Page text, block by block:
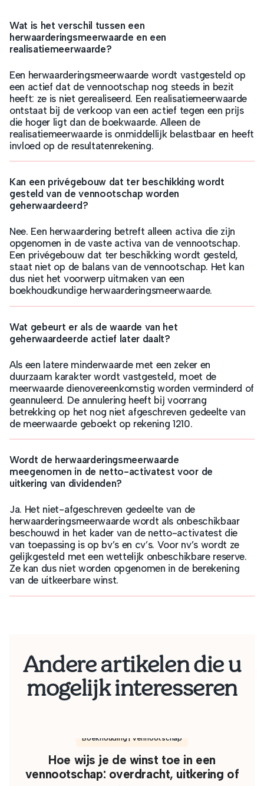
Wat is het verschil tussen een
herwaarderingsmeerwaarde en een
realisatiemeerwaarde?
Een herwaarderingsmeerwaarde wordt vastgesteld op
een actief dat de vennootschap nog steeds in bezit
heeft: ze is niet gerealiseerd. Een realisatiemeerwaarde
ontstaat bij de verkoop van een actief tegen een prijs
die hoger ligt dan de boekwaarde. Alleen de
realisatiemeerwaarde is onmiddellijk belastbaar en heeft
invloed op de resultatenrekening.
Kan een privégebouw dat ter beschikking wordt
gesteld van de vennootschap worden
geherwaardeerd?
Nee. Een herwaardering betreft alleen activa die zijn
opgenomen in de vaste activa van de vennootschap.
Een privégebouw dat ter beschikking wordt gesteld,
staat niet op de balans van de vennootschap. Het kan
dus niet het voorwerp uitmaken van een
boekhoudkundige herwaarderingsmeerwaarde.
Wat gebeurt er als de waarde van het
geherwaardeerde actief later daalt?
Als een latere minderwaarde met een zeker en
duurzaam karakter wordt vastgesteld, moet de
meerwaarde dienovereenkomstig worden verminderd of
geannuleerd. De annulering heeft bij voorrang
betrekking op het nog niet afgeschreven gedeelte van
de meerwaarde geboekt op rekening 1210.
Wordt de herwaarderingsmeerwaarde
meegenomen in de netto-activatest voor de
uitkering van dividenden?
Ja. Het niet-afgeschreven gedeelte van de
herwaarderingsmeerwaarde wordt als onbeschikbaar
beschouwd in het kader van de netto-activatest die
van toepassing is op bv’s en cv’s. Voor nv’s wordt ze
gelijkgesteld met een wettelijk onbeschikbare reserve.
Ze kan dus niet worden opgenomen in de berekening
van de uitkeerbare winst.
Andere artikelen die u
mogelijk interesseren
Boekhouding | Vennootschap
Hoe wijs je de winst toe in een
vennootschap: overdracht, uitkering of